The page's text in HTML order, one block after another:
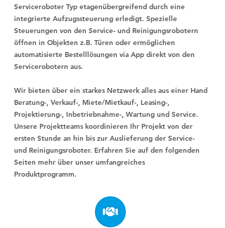
Serviceroboter Typ etagenübergreifend durch eine
integrierte Aufzugssteuerung erledigt. Spezielle
Steuerungen von den Service- und Reinigungsrobotern
öffnen in Objekten z.B. Türen oder ermöglichen
automatisierte Bestelllösungen via App direkt von den
Servicerobotern aus.
Wir bieten über ein starkes Netzwerk alles aus einer Hand
Beratung-, Verkauf-, Miete/Mietkauf-, Leasing-,
Projektierung-, Inbetriebnahme-, Wartung und Service.
Unsere Projektteams koordinieren Ihr Projekt von der
ersten Stunde an hin bis zur Auslieferung der Service-
und Reinigungsroboter. Erfahren Sie auf den folgenden
Seiten mehr über unser umfangreiches
Produktprogramm.